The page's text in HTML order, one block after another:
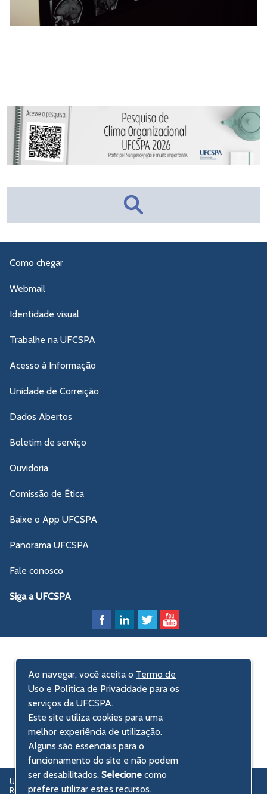
Como chegar
Webmail
Identidade visual
Trabalhe na UFCSPA
Acesso à Informação
Unidade de Correição
Dados Abertos
Boletim de serviço
Ouvidoria
Comissão de Ética
Baixe o App UFCSPA
Panorama UFCSPA
Fale conosco
Siga a UFCSPA
UFCSPA – Universidade Federal de Ciências da Saúde de Porto Alegre
Rua Sarmento Leite, 245 - Centro Histórico
Ao navegar, você aceita o Termo de
Uso e Política de Privacidade para os
serviços da UFCSPA.
Este site utiliza cookies para uma
melhor experiência de utilização.
Alguns são essenciais para o
funcionamento do site e não podem
ser desabilitados.Selecionecomo
prefere utilizar estes recursos.